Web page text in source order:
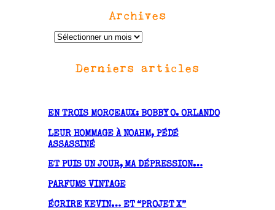
Archives
A
v
s
Derniers articles
EN TROIS MORCEAUX: BOBBY O. ORLANDO
LEUR HOMMAGE À NOAHM, PÉDÉ
ASSASSINÉ
ET PUIS UN JOUR, MA DÉPRESSION…
PARFUMS VINTAGE
ÉCRIRE KEVIN… ET “PROJET X”